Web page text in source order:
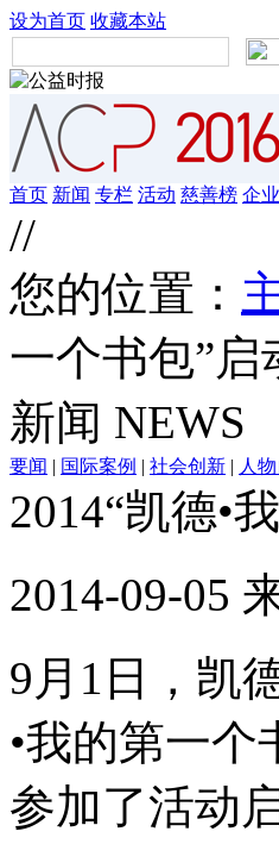
设为首页 收藏本站
首页 新闻 专栏 活动 慈善榜 企
//
您的位置：
一个书包”
新闻 NEWS
要闻 | 国际案例 | 社会创新 | 人
2014“凯德•
2014-09-05
9月1日，凯
•我的第一
参加了活动